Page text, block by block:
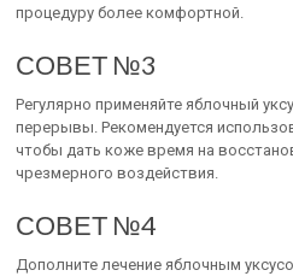
процедуру более комфортной.
СОВЕТ №3
Регулярно применяйте яблочный
перерывы. Рекомендуется
чтобы дать коже время на
чрезмерного воздействия.
СОВЕТ №4
Дополните лечение яблочным